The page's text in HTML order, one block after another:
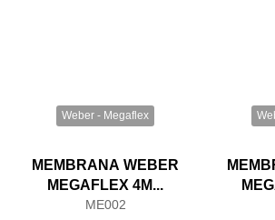
Weber - Megaflex
MEMBRANA WEBER
MEGAFLEX 4M...
ME002